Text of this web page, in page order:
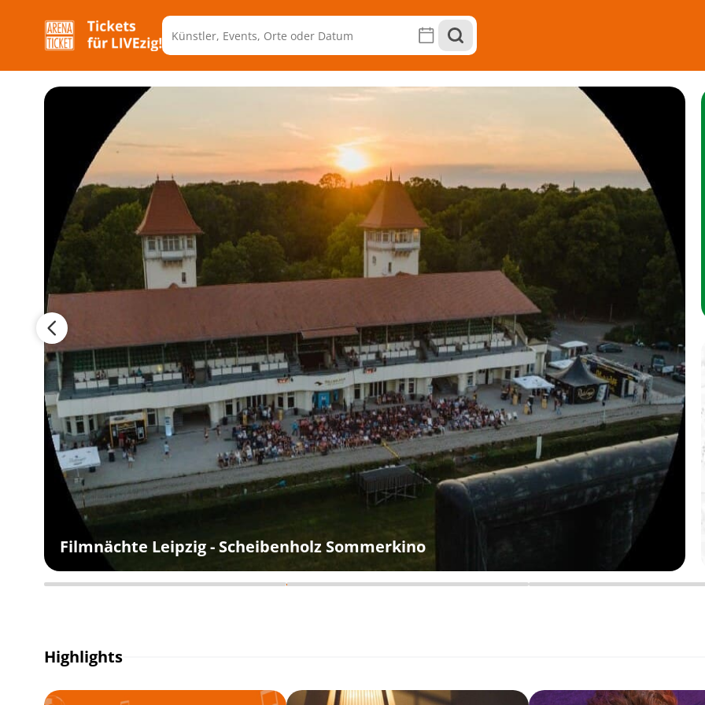
Filmnächte Leipzig - Scheibenholz Sommerkino
Highlights